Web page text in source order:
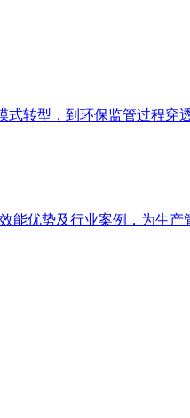
转型，到环保监管过程穿
能优势及行业案例，为生